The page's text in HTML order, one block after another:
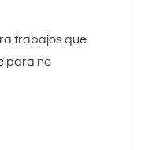
trabajos que
para no